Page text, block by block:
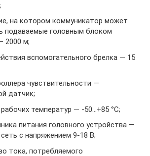
на котором коммуникатор может
подаваемые головным блоком
2000 м;
вспомогательного брелка — 15
чувствительности —
датчик;
температур — -50…+85 °С;
питания головного устройства —
с напряжением 9-18 В;
тока, потребляемого